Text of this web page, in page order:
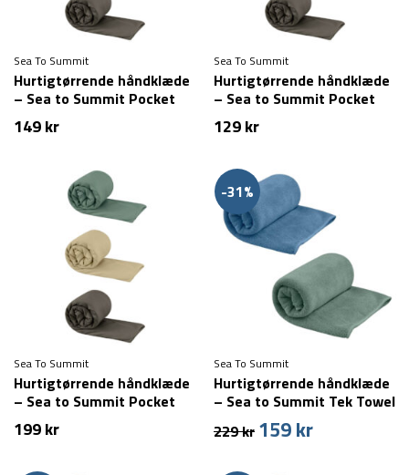
Sea To Summit
Hurtigtørrende håndklæde
– Sea to Summit Pocket
Towel – Medium
149kr
Sea To Summit
Hurtigtørrende håndklæde
– Sea to Summit Pocket
Towel – Small
129kr
Sea To Summit
Hurtigtørrende håndklæde
– Sea to Summit Pocket
Towel – XL
199kr
-31%
Sea To Summit
Hurtigtørrende håndklæde
– Sea to Summit Tek Towel
– Large
229kr Den
159krDen